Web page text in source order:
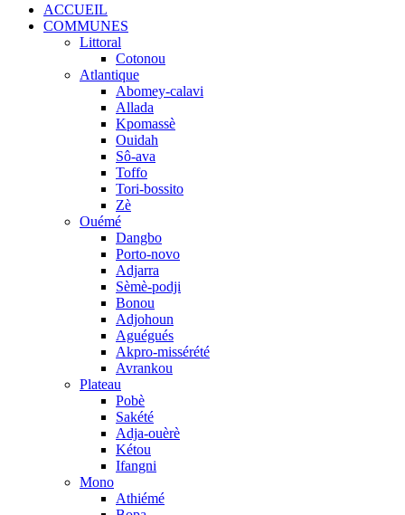
ACCUEIL
COMMUNES
Littoral
Cotonou
Atlantique
Abomey-calavi
Allada
Kpomassè
Ouidah
Sô-ava
Toffo
Tori-bossito
Zè
Ouémé
Dangbo
Porto-novo
Adjarra
Sèmè-podji
Bonou
Adjohoun
Aguégués
Akpro-missérété
Avrankou
Plateau
Pobè
Sakété
Adja-ouèrè
Kétou
Ifangni
Mono
Athiémé